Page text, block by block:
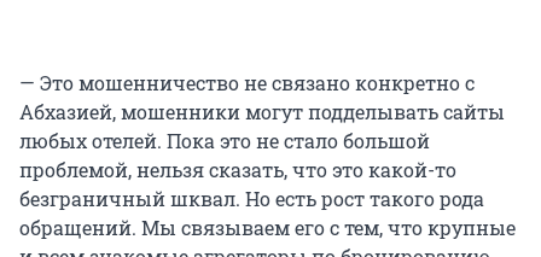
— Это мошенничество не связано конкретно с
Абхазией, мошенники могут подделывать сайты
любых отелей. Пока это не стало большой
проблемой, нельзя сказать, что это какой-то
безграничный шквал. Но есть рост такого рода
обращений. Мы связываем его с тем, что крупные